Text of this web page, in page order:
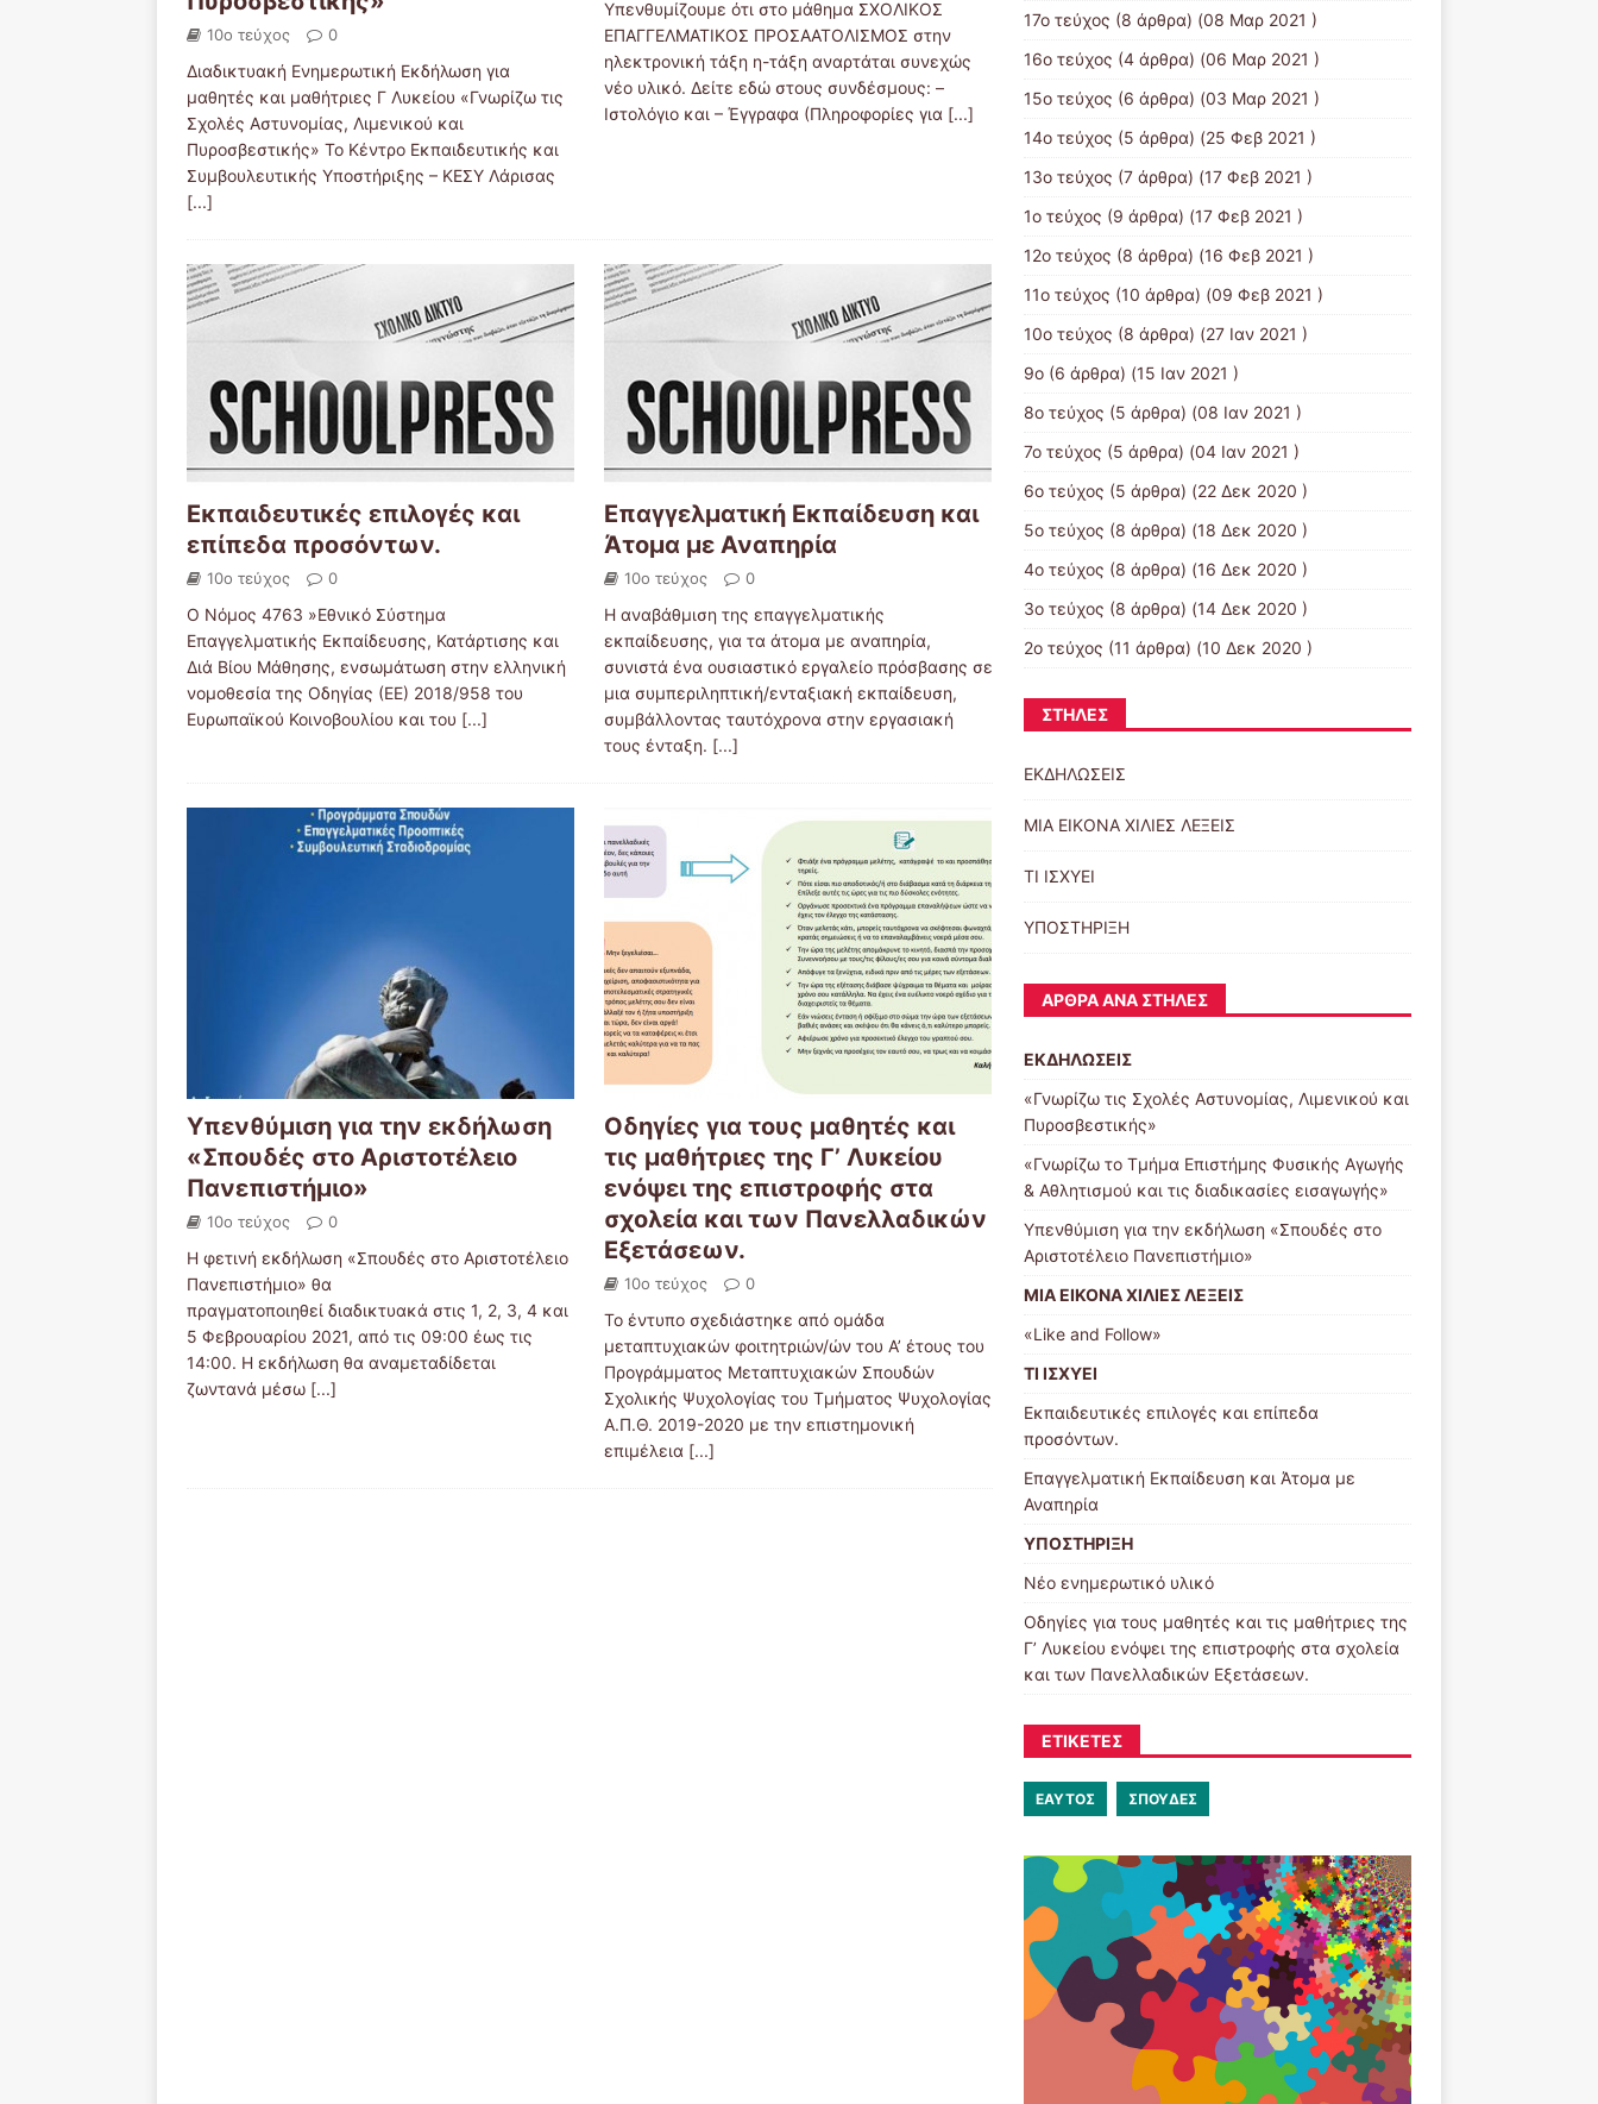
10ο τεύχος 0
Διαδικτυακή Ενημερωτική Εκδήλωση για
μαθητές και μαθήτριες Γ Λυκείου «Γνωρίζω τις
Σχολές Αστυνομίας, Λιμενικού και
Πυροσβεστικής» Το Κέντρο Εκπαιδευτικής και
Συμβουλευτικής Υποστήριξης – ΚΕΣΥ Λάρισας
[...]
Υπενθυμίζουμε ότι στο μάθημα ΣΧΟΛΙΚΟΣ
ΕΠΑΓΓΕΛΜΑΤΙΚΟΣ ΠΡΟΣΑΑΤΟΛΙΣΜΟΣ στην
ηλεκτρονική τάξη η-τάξη αναρτάται συνεχώς
νέο υλικό. Δείτε εδώ στους συνδέσμους: –
Ιστολόγιο και – Έγγραφα (Πληροφορίες για [...]
Εκπαιδευτικές επιλογές και
επίπεδα προσόντων.
10ο τεύχος 0
Ο Νόμος 4763 »Εθνικό Σύστημα
Επαγγελματικής Εκπαίδευσης, Κατάρτισης και
Διά Βίου Μάθησης, ενσωμάτωση στην ελληνική
νομοθεσία της Οδηγίας (ΕΕ) 2018/958 του
Ευρωπαϊκού Κοινοβουλίου και του [...]
Επαγγελματική Εκπαίδευση και
Άτομα με Αναπηρία
10ο τεύχος 0
Η αναβάθμιση της επαγγελματικής
εκπαίδευσης, για τα άτομα με αναπηρία,
συνιστά ένα ουσιαστικό εργαλείο πρόσβασης σε
μια συμπεριληπτική/ενταξιακή εκπαίδευση,
συμβάλλοντας ταυτόχρονα στην εργασιακή
τους ένταξη. [...]
Υπενθύμιση για την εκδήλωση
«Σπουδές στο Αριστοτέλειο
Πανεπιστήμιο»
10ο τεύχος 0
Η φετινή εκδήλωση «Σπουδές στο Αριστοτέλειο
Πανεπιστήμιο» θα
πραγματοποιηθεί διαδικτυακά στις 1, 2, 3, 4 και
5 Φεβρουαρίου 2021, από τις 09:00 έως τις
14:00. Η εκδήλωση θα αναμεταδίδεται
ζωντανά μέσω [...]
Οδηγίες για τους μαθητές και
τις μαθήτριες της Γ’ Λυκείου
ενόψει της επιστροφής στα
σχολεία και των Πανελλαδικών
Εξετάσεων.
10ο τεύχος 0
Το έντυπο σχεδιάστηκε από ομάδα
μεταπτυχιακών φοιτητριών/ών του Α’ έτους του
Προγράμματος Μεταπτυχιακών Σπουδών
Σχολικής Ψυχολογίας του Τμήματος Ψυχολογίας
Α.Π.Θ. 2019-2020 με την επιστημονική
επιμέλεια [...]
17ο τεύχος (8 άρθρα) (08 Μαρ 2021 )
16ο τεύχος (4 άρθρα) (06 Μαρ 2021 )
15ο τεύχος (6 άρθρα) (03 Μαρ 2021 )
14ο τεύχος (5 άρθρα) (25 Φεβ 2021 )
13ο τεύχος (7 άρθρα) (17 Φεβ 2021 )
1ο τεύχος (9 άρθρα) (17 Φεβ 2021 )
12ο τεύχος (8 άρθρα) (16 Φεβ 2021 )
11ο τεύχος (10 άρθρα) (09 Φεβ 2021 )
10ο τεύχος (8 άρθρα) (27 Ιαν 2021 )
9ο(6 άρθρα) (15 Ιαν 2021 )
8ο τεύχος (5 άρθρα) (08 Ιαν 2021 )
7ο τεύχος (5 άρθρα) (04 Ιαν 2021 )
6ο τεύχος (5 άρθρα) (22 Δεκ 2020 )
5ο τεύχος (8 άρθρα) (18 Δεκ 2020 )
4ο τεύχος (8 άρθρα) (16 Δεκ 2020 )
3ο τεύχος (8 άρθρα) (14 Δεκ 2020 )
2ο τεύχος (11 άρθρα) (10 Δεκ 2020 )
ΣΤΉΛΕΣ
ΕΚΔΗΛΩΣΕΙΣ
ΜΙΑ ΕΙΚΟΝΑ ΧΙΛΙΕΣ ΛΕΞΕΙΣ
ΤΙ ΙΣΧΥΕΙ
ΥΠΟΣΤΗΡΙΞΗ
ΆΡΘΡΑ ΑΝΆ ΣΤΉΛΕΣ
ΕΚΔΗΛΩΣΕΙΣ
«Γνωρίζω τις Σχολές Αστυνομίας, Λιμενικού και
Πυροσβεστικής»
«Γνωρίζω το Τμήμα Επιστήμης Φυσικής Αγωγής
& Αθλητισμού και τις διαδικασίες εισαγωγής»
Υπενθύμιση για την εκδήλωση «Σπουδές στο
Αριστοτέλειο Πανεπιστήμιο»
ΜΙΑ ΕΙΚΟΝΑ ΧΙΛΙΕΣ ΛΕΞΕΙΣ
«Like and Follow»
ΤΙ ΙΣΧΥΕΙ
Εκπαιδευτικές επιλογές και επίπεδα
προσόντων.
Επαγγελματική Εκπαίδευση και Άτομα με
Αναπηρία
ΥΠΟΣΤΗΡΙΞΗ
Νέο ενημερωτικό υλικό
Οδηγίες για τους μαθητές και τις μαθήτριες της
Γ’ Λυκείου ενόψει της επιστροφής στα σχολεία
και των Πανελλαδικών Εξετάσεων.
ΕΤΙΚΈΤΕΣ
ΕΑΥΤΟΣ ΣΠΟΥΔΕΣ